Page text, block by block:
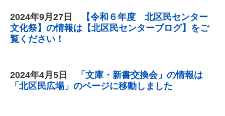
2024年9月27 日
【令和６年度 北区民センター
文化祭】の情報は【北区民センターブログ】をご
覧ください！
2024年4月5 日
「文庫・新書交換会」の情報は
「北区民広場」のページに移動しました